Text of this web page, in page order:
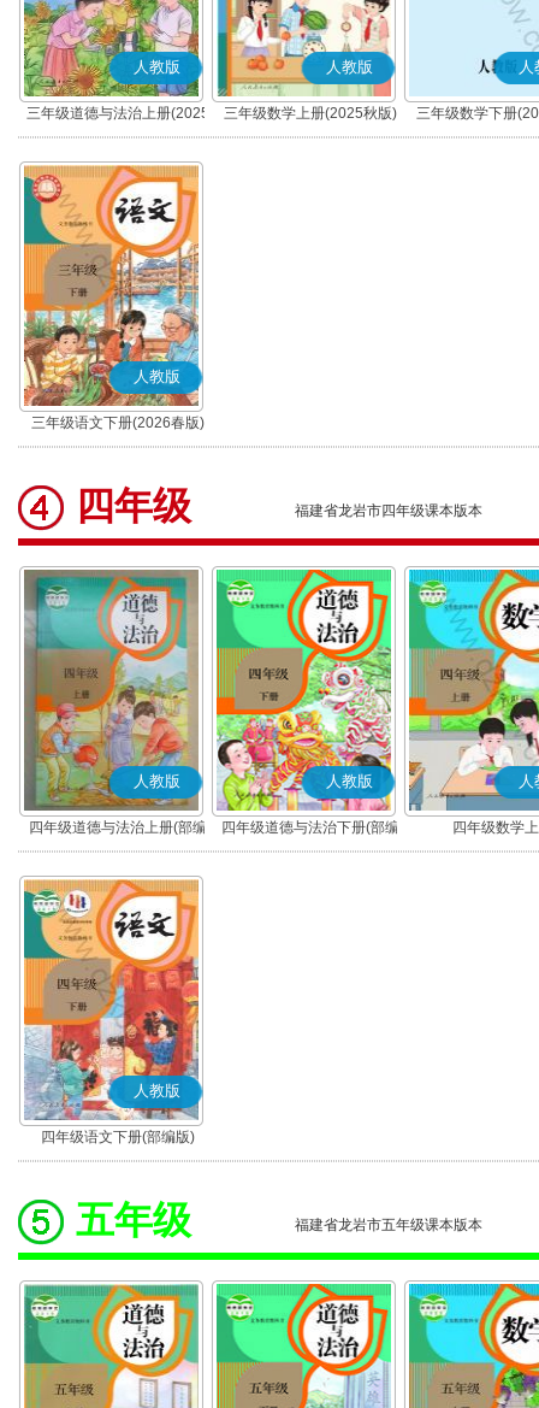
人教版
三年级道德与法治上册(2025
秋版)(部编版)
人教版
三年级数学上册(2025秋版)
人
三年级数学下册
人教版
三年级语文下册(2026春版)
(部编版)
四年级 福建省龙岩市四年级课本版本
人教版
四年级道德与法治上册(部编
版)
人教版
四年级道德与法治下册(部编
版)
人
四年级数学
人教版
四年级语文下册(部编版)
五年级 福建省龙岩市五年级课本版本